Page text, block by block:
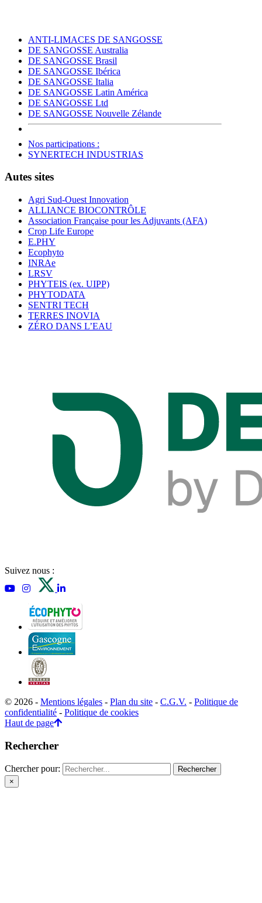
ANTI-LIMACES DE SANGOSSE
DE SANGOSSE Australia
DE SANGOSSE Brasil
DE SANGOSSE Ibérica
DE SANGOSSE Italia
DE SANGOSSE Latin América
DE SANGOSSE Ltd
DE SANGOSSE Nouvelle Zélande
Nos participations :
SYNERTECH INDUSTRIAS
Autes sites
Agri Sud-Ouest Innovation
ALLIANCE BIOCONTRÔLE
Association Française pour les Adjuvants (AFA)
Crop Life Europe
E.PHY
Ecophyto
INRAe
LRSV
PHYTEIS (ex. UIPP)
PHYTODATA
SENTRI TECH
TERRES INOVIA
ZÉRO DANS L’EAU
Suivez nous :
© 2026 - Mentions légales - Plan du site - C.G.V. - Politique de
confidentialité - Politique de cookies
Haut de page
Rechercher
Chercher pour:
×